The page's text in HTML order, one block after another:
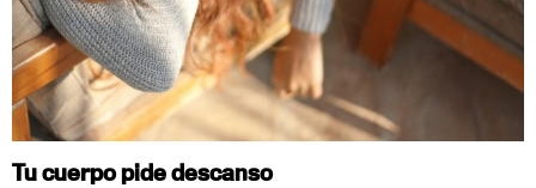
Tu cuerpo pide descanso